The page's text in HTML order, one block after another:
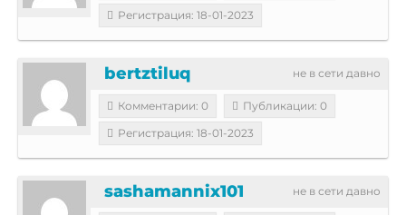
Регистрация: 18-01-2023
не в сети давно
bertztiluq
Комментарии: 0
Публикации: 0
Регистрация: 18-01-2023
не в сети давно
sashamannix101